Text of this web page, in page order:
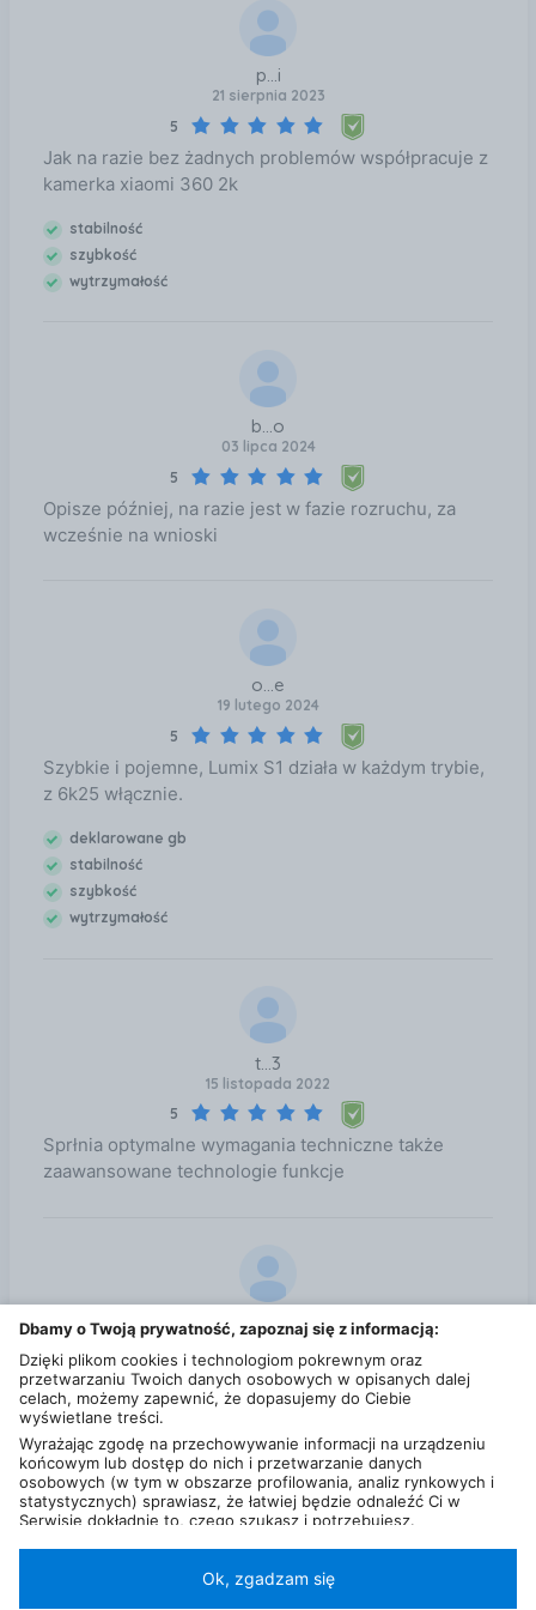
ponosi odpowiedzialności za jakiekolwiek i)
uszkodzenie i/lub utratę danych ani ii) wydatki
poniesione w związku z odzyskaniem danych z karty
pamięci. Odporność nie dotyczy adaptera.
p...i
21 sierpnia 2023
5
Jak na razie bez żadnych problemów współpracuje z
kamerka xiaomi 360 2k
stabilność
szybkość
wytrzymałość
b...o
03 lipca 2024
5
Opisze później, na razie jest w fazie rozruchu, za
wcześnie na wnioski
o...e
19 lutego 2024
5
Szybkie i pojemne, Lumix S1 działa w każdym trybie,
z 6k25 włącznie.
deklarowane gb
stabilność
szybkość
wytrzymałość
t...3
15 listopada 2022
5
Sprłnia optymalne wymagania techniczne także
zaawansowane technologie funkcje
z...k
05 grudnia 2023
5
Oryginal, duża pojemność i szybkość. Działa bez
problemu na PS Vita
Zobacz wszystkie opinie dla Samsung EVO Plus 2021
microSDXC 64GB (MB-MC64KA/EU) na Ceneo
Dbamy o Twoją prywatność, zapoznaj się z informacją:
Dzięki plikom cookies i technologiom pokrewnym oraz
przetwarzaniu Twoich danych osobowych w opisanych dalej
celach, możemy zapewnić, że dopasujemy do Ciebie
wyświetlane treści.
Wyrażając zgodę na przechowywanie informacji na urządzeniu
końcowym lub dostęp do nich i przetwarzanie danych
osobowych (w tym w obszarze profilowania, analiz rynkowych i
statystycznych) sprawiasz, że łatwiej będzie odnaleźć Ci w
Serwisie dokładnie to, czego szukasz i potrzebujesz.
internetowy, dane przeglądania)nasi partnerzy (129 partnerów)
Ok, zgadzam się